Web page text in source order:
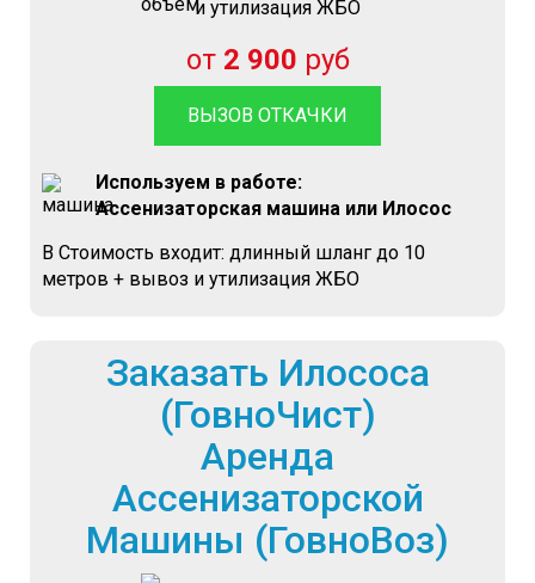
и утилизация ЖБО
от 2 900 руб
ВЫЗОВ ОТКАЧКИ
Используем в работе:
Ассенизаторская машина или Илосос
В Стоимость входит: длинный шланг до 10
метров + вывоз и утилизация ЖБО
Заказать Илососа
(ГовноЧист)
Аренда
Ассенизаторской
Машины (ГовноВоз)